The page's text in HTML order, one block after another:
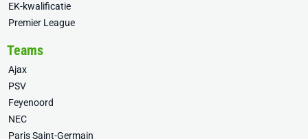
EK-kwalificatie
Premier League
Teams
Ajax
PSV
Feyenoord
NEC
Paris Saint-Germain